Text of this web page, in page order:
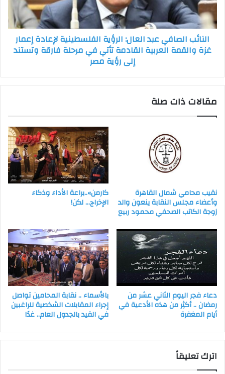
لإعادة
إعمار
غزة
والقمة
العربية
في
فارقة
النائب الصافي عبد العال: الرؤية الفلسطينية لإعادة إعمار
غزة والقمة العربية القادمة تأتي في مرحلة فارقة وتستند
إلى رؤية مصر
مقالات ذات صلة
نقيب محامي شمال القاهرة
وأعضاء مجلس النقابة ينعون والد
زوجة الكاتب الصحفي محمود ربيع
كارمن»..براعة الأداء وذكاء
الإخراج… لكن!
دعاء فجر اليوم الثاني عشر من
رمضان .. أكثِر من هذه الأدعية في
أيام المغفرة
بالأسماء .. نقابة المحامين تواصل
إجراء المقابلات الشخصية للراغبين
في القيد بالجدول العام.. غدًا
اترك تعليقاً